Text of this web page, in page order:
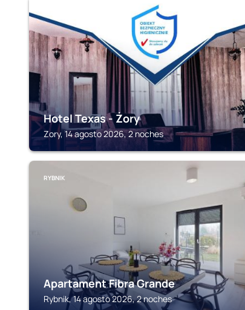
Hotel Texas - Żory
Zory, 14 agosto 2026, 2 noches
RYBNIK
Apartament Fibra Grande
Rybnik, 14 agosto 2026, 2 noches